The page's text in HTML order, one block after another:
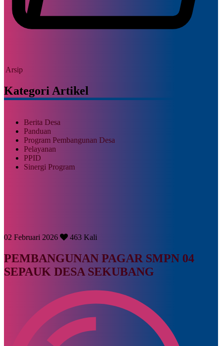
Arsip
Kategori Artikel
Berita Desa
Panduan
Program Pembangunan Desa
Pelayanan
PPID
Sinergi Program
02 Februari 2026 463 Kali
PEMBANGUNAN PAGAR SMPN 04
SEPAUK DESA SEKUBANG